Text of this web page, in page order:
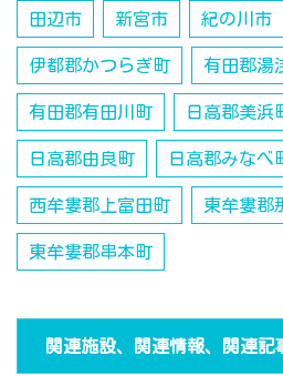
田辺市 新宮市 紀の川市
伊都郡かつらぎ町 有田郡湯
有田郡有田川町 日高郡美浜
日高郡由良町 日高郡みなべ
西牟婁郡上富田町 東牟婁郡
東牟婁郡串本町
関連施設、関連情報、関連記